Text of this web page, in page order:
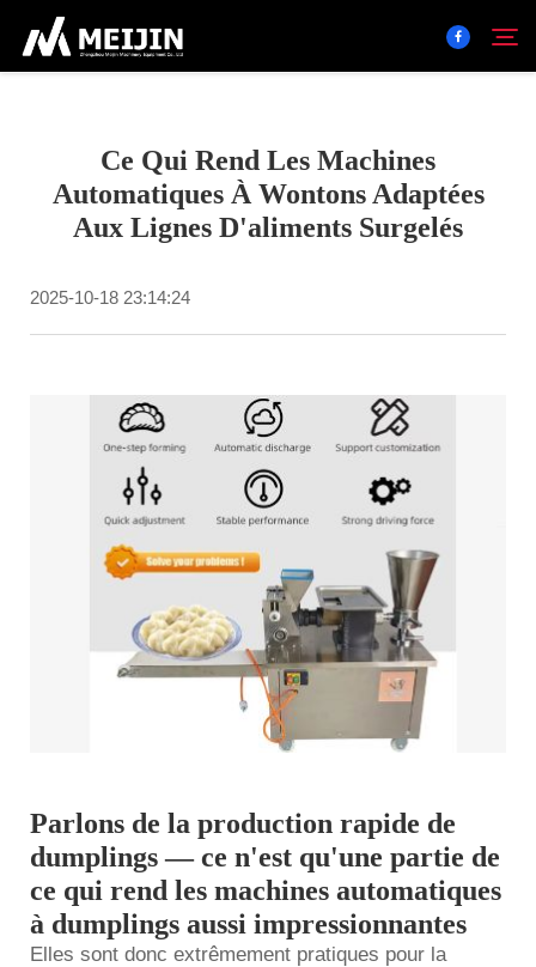
Entreprise
Solution
Centre De Produits
Rechercher
Ce Qui Rend Les Machines
Automatiques À Wontons Adaptées
Aux Lignes D'aliments Surgelés
2025-10-18 23:14:24
Parlons de la production rapide de
dumplings — ce n'est qu'une partie de
ce qui rend les machines automatiques
à dumplings aussi impressionnantes
Elles sont donc extrêmement pratiques pour la